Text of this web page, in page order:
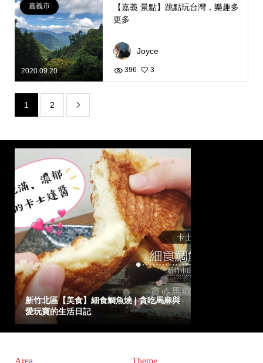
2020.09.20
嘉義市
【嘉義 景點】跳點玩台灣，樂趣多
更多
Joyce
396 3
1 2 
新竹北區【美食】細食鯛魚燒 | 貪吃馬麻與
愛玩寶的生活日記
Area Theme